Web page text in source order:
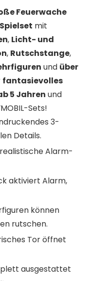
Feuerwache
mit
, Licht- und
, Rutschstange,
und über
fantasievolles
5 Jahren und
Sets!
3-
Details.
Alarm-
aktiviert Alarm,
können
rutschen.
Tor öffnet
ausgestattet